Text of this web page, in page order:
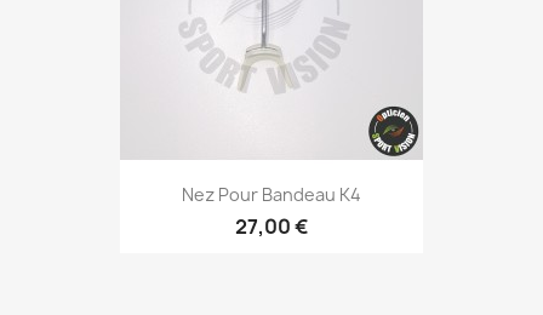
Nez Pour Bandeau K4
27,00 €